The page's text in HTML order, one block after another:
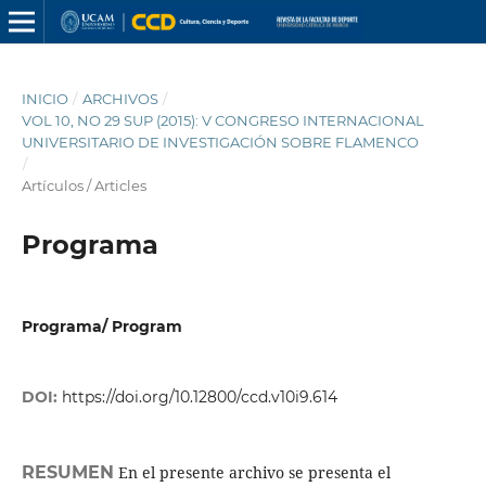
INICIO / ARCHIVOS /
VOL 10, NO 29 SUP (2015): V CONGRESO INTERNACIONAL
UNIVERSITARIO DE INVESTIGACIÓN SOBRE FLAMENCO
/
Artículos / Articles
Programa
Programa/ Program
DOI: https://doi.org/10.12800/ccd.v10i9.614
RESUMEN En el presente archivo se presenta el